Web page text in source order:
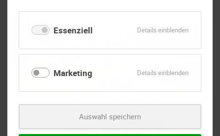
Essenziell Details einblendenfür
Marketing Details einblendenfür
Auswahl speichern